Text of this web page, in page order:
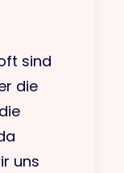
sind
die
uns